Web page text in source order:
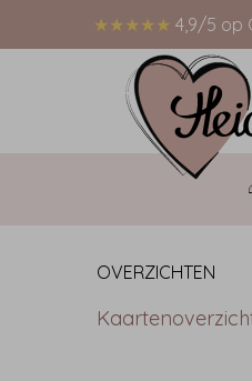
★★★★★ 4,9/5 op
OVERZICHTEN